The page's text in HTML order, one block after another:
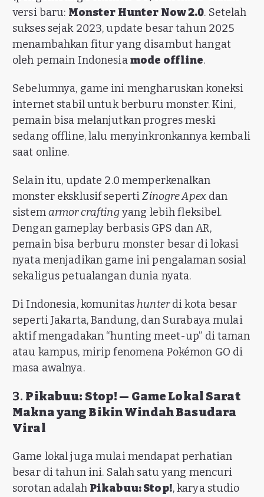
versi baru: Monster Hunter Now 2.0. Setelah
sukses sejak 2023, update besar tahun 2025
menambahkan fitur yang disambut hangat
oleh pemain Indonesiamode offline.
Sebelumnya, game ini mengharuskan koneksi
internet stabil untuk berburu monster. Kini,
pemain bisa melanjutkan progres meski
sedang offline, lalu menyinkronkannya kembali
saat online.
Selain itu, update 2.0 memperkenalkan
monster eksklusif sepertiZinogre Apexdan
sistemarmor craftingyang lebih fleksibel.
Dengan gameplay berbasis GPS dan AR,
pemain bisa berburu monster besar di lokasi
nyata menjadikan game ini pengalaman sosial
sekaligus petualangan dunia nyata.
Di Indonesia, komunitas hunterdi kota besar
seperti Jakarta, Bandung, dan Surabaya mulai
aktif mengadakan “hunting meet-up” di taman
atau kampus, mirip fenomena Pokémon GO di
masa awalnya.
3. Pikabuu: Stop! — Game Lokal Sarat
Makna yang Bikin Windah Basudara
Viral
Game lokal juga mulai mendapat perhatian
besar di tahun ini. Salah satu yang mencuri
sorotan adalah Pikabuu: Stop!, karya studio